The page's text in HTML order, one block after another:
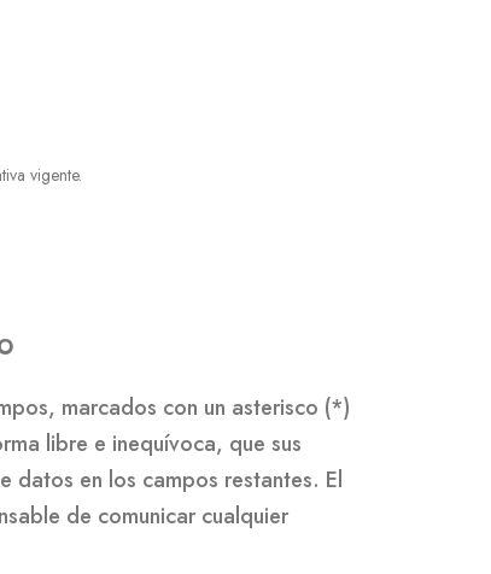
vigente.
marcados con un asterisco (*)
libre e inequívoca, que sus
datos en los campos restantes. El
de comunicar cualquier